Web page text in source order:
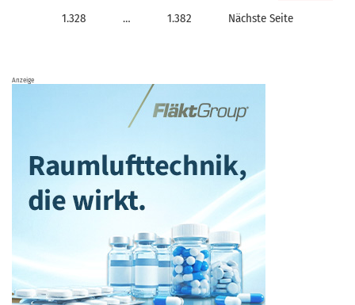
Beiträge
1.328 … 1.382 Nächste Seite
Anzeige